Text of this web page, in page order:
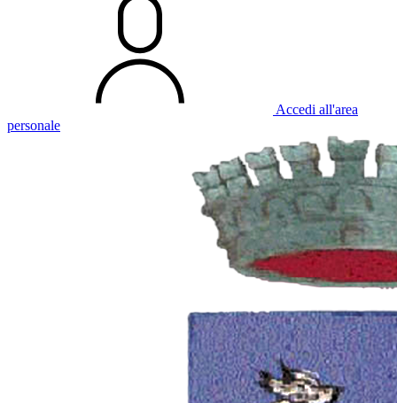
Accedi all'area
personale